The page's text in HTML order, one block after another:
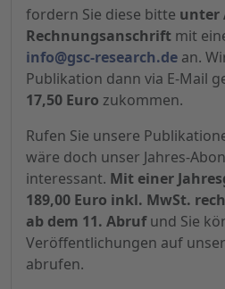
fordern Sie diese bitte unter
Rechnungsanschrift mit
info@gsc-research.de an.
Publikation dann via E-Mail
17,50 Euro zukommen.
Rufen Sie unsere
wäre doch unser Jahres-
interessant. Mit einer
189,00 Euro inkl. MwSt.
ab dem 11. Abrufund Sie
Veröffentlichungen auf
abrufen.